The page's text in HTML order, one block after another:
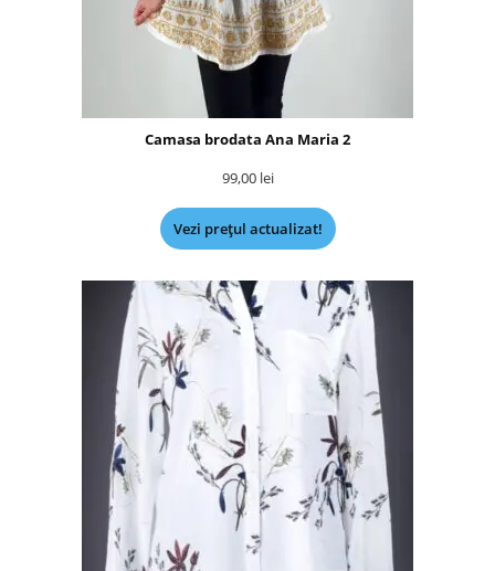
Camasa brodata Ana Maria 2
99,00 lei
Vezi prețul actualizat!